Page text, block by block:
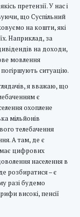
претензії. У нас і
що Суспільний
на кошти, які
Наприклад, за
на доходи,
мовлення
ситуацію.
я вважаю, що
є
охоплене
мільйонів
телебачення
А там, де є
цифрових
населення в
розбиратися – є
разі будемо
високі, пенсії